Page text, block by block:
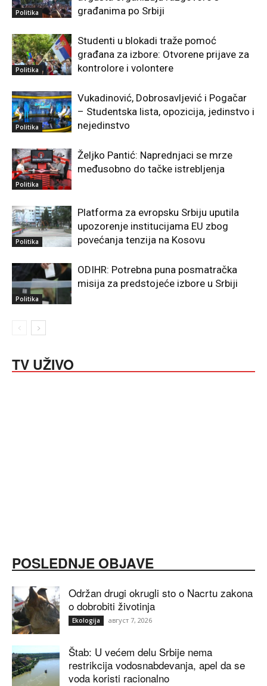
Politika
građanima po Srbiji
Politika
Studenti u blokadi traže pomoć
građana za izbore: Otvorene prijave za
kontrolore i volontere
Politika
Vukadinović, Dobrosavljević i Pogačar
– Studentska lista, opozicija, jedinstvo i
nejedinstvo
Politika
Željko Pantić: Naprednjaci se mrze
međusobno do tačke istrebljenja
Politika
Platforma za evropsku Srbiju uputila
upozorenje institucijama EU zbog
povećanja tenzija na Kosovu
Politika
ODIHR: Potrebna puna posmatračka
misija za predstojeće izbore u Srbiji
TV UŽIVO
POSLEDNJE OBJAVE
Održan drugi okrugli sto o Nacrtu zakona
o dobrobiti životinja
Ekologija август 7, 2026
Štab: U većem delu Srbije nema
restrikcija vodosnabdevanja, apel da se
voda koristi racionalno